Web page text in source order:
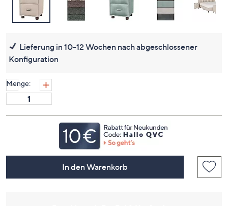
Lieferung in 10-12 Wochen nach abgeschlossener
Konfiguration
Menge:
In den Warenkorb